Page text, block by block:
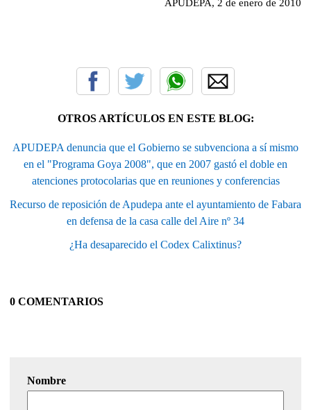
APUDEPA, 2 de enero de 2010
OTROS ARTÍCULOS EN ESTE BLOG:
APUDEPA denuncia que el Gobierno se subvenciona a sí mismo
en el "Programa Goya 2008", que en 2007 gastó el doble en
atenciones protocolarias que en reuniones y conferencias
Recurso de reposición de Apudepa ante el ayuntamiento de Fabara
en defensa de la casa calle del Aire nº 34
¿Ha desaparecido el Codex Calixtinus?
0 COMENTARIOS
Nombre